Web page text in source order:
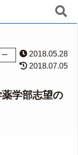
2018.05.28
2018.07.05
学部志望の